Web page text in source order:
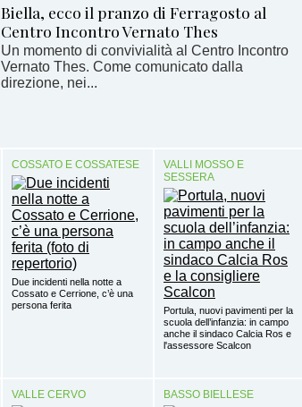
Biella, ecco il pranzo di Ferragosto al
Centro Incontro Vernato Thes
Un momento di convivialità al Centro Incontro
Vernato Thes. Come comunicato dalla
direzione, nei...
COSSATO E COSSATESE
Due incidenti nella notte a
Cossato e Cerrione, c’è una
persona ferita
VALLI MOSSO E
SESSERA
Portula, nuovi pavimenti per la
scuola dell’infanzia: in campo
anche il sindaco Calcia Ros e
l'assessore Scalcon
VALLE CERVO BASSO BIELLESE